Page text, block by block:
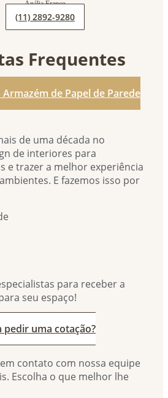
(11) 2892-9280
Frequentes
Armazém de Papel de Parede
de uma década no
de interiores para
e trazer a melhor experiência
E fazemos isso por
para receber a
seu espaço!
pedir uma cotação?
contato com nossa equipe
Escolha o que melhor lhe